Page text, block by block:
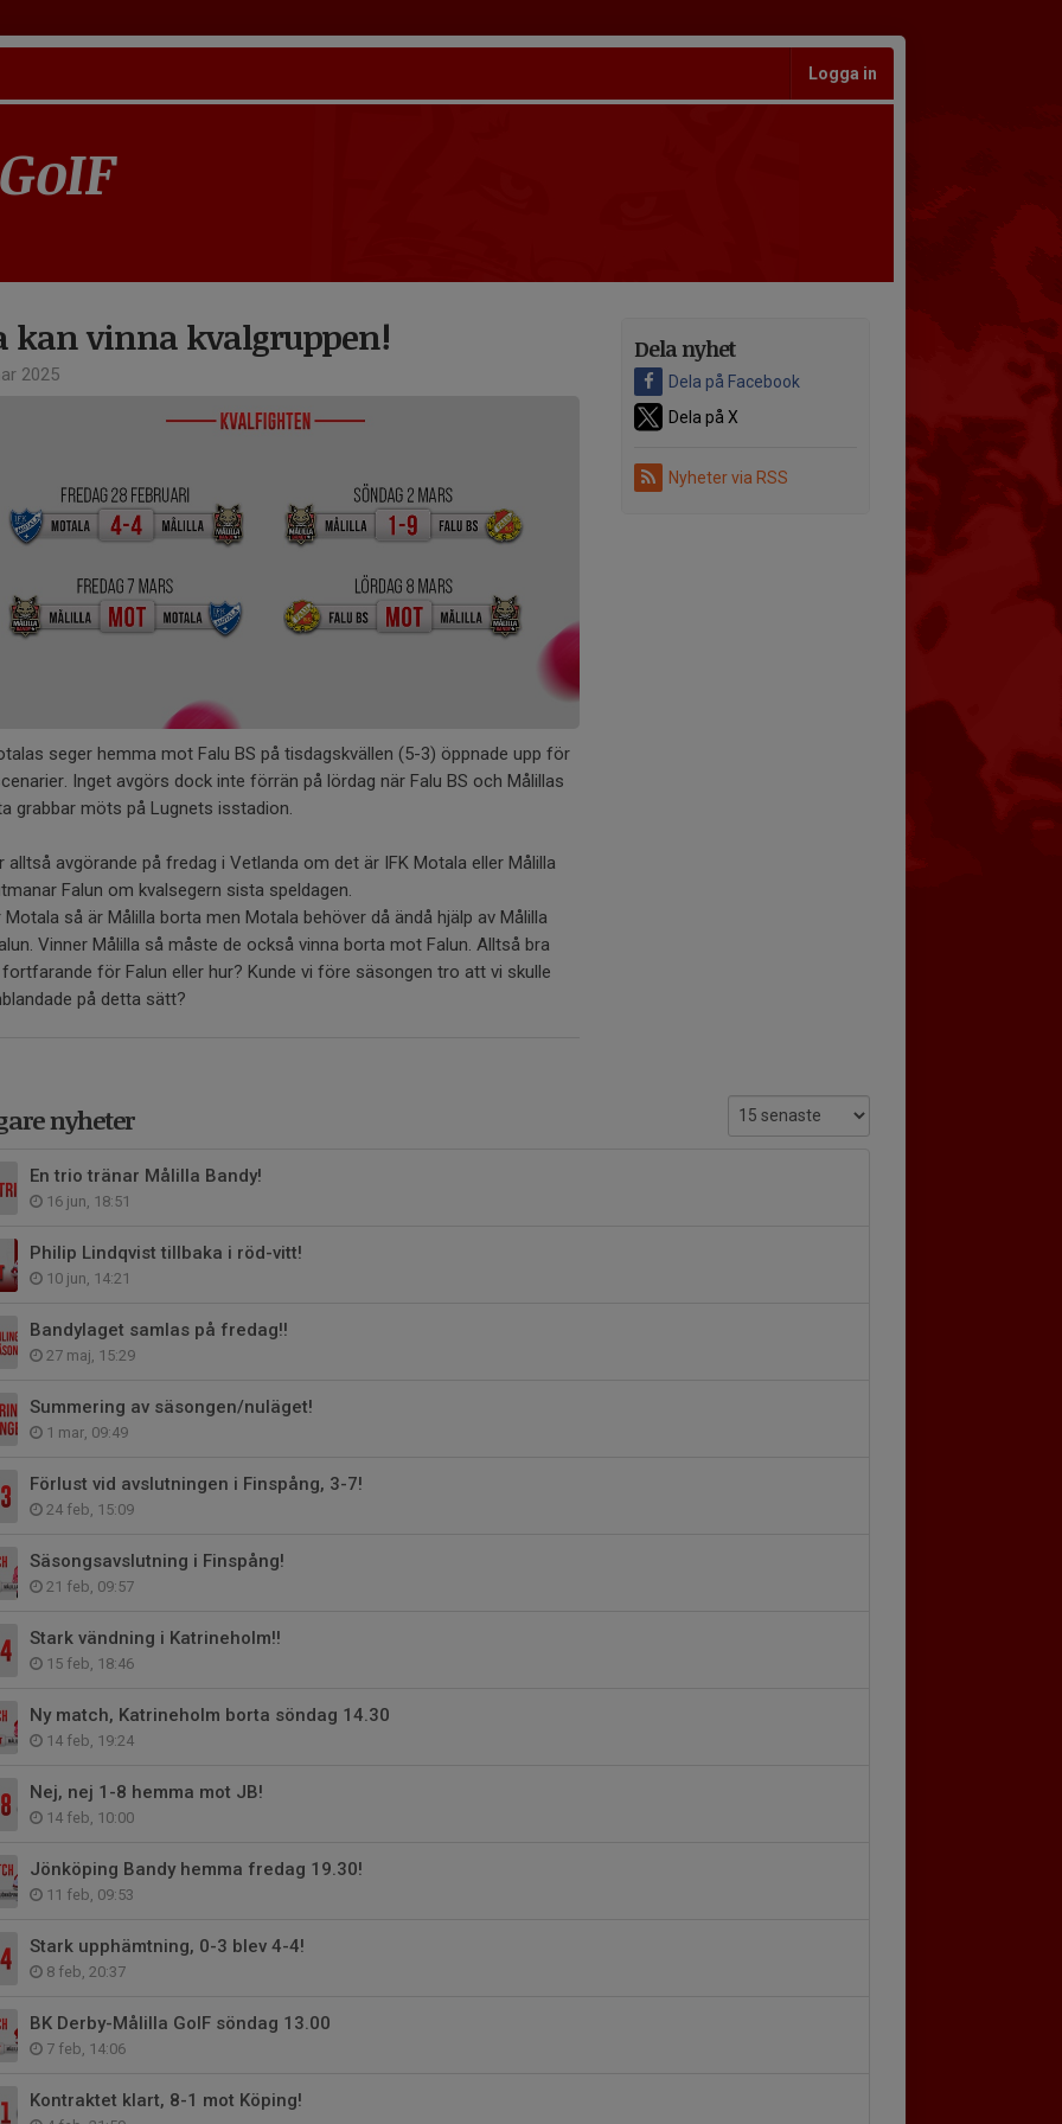
Logga in
Dela nyhet
Dela på Facebook
Dela på X
Nyheter via RSS
kan vinna kvalgruppen!
2025
seger hemma mot Falu BS på tisdagskvällen (5-3) öppnade upp för
Inget avgörs dock inte förrän på lördag när Falu BS och Målillas
grabbar möts på Lugnets isstadion.
alltså avgörande på fredag i Vetlanda om det är IFK Motala eller Målilla
Falun om kvalsegern sista speldagen.
Motala så är Målilla borta men Motala behöver då ändå hjälp av Målilla
Vinner Målilla så måste de också vinna borta mot Falun. Alltså bra
för Falun eller hur? Kunde vi före säsongen tro att vi skulle
på detta sätt?
nyheter
En trio tränar Målilla Bandy!
16 jun, 18:51
Philip Lindqvist tillbaka i röd-vitt!
10 jun, 14:21
Bandylaget samlas på fredag!!
27 maj, 15:29
Summering av säsongen/nuläget!
1 mar, 09:49
Förlust vid avslutningen i Finspång, 3-7!
24 feb, 15:09
Säsongsavslutning i Finspång!
21 feb, 09:57
Stark vändning i Katrineholm!!
15 feb, 18:46
Ny match, Katrineholm borta söndag 14.30
14 feb, 19:24
Nej, nej 1-8 hemma mot JB!
14 feb, 10:00
Jönköping Bandy hemma fredag 19.30!
11 feb, 09:53
Stark upphämtning, 0-3 blev 4-4!
8 feb, 20:37
BK Derby-Målilla GoIF söndag 13.00
7 feb, 14:06
Kontraktet klart, 8-1 mot Köping!